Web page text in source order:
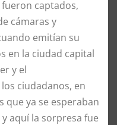
captados,
cámaras y
emitían su
en la ciudad capital
y el
ciudadanos, en
que ya se esperaban
aquí la sorpresa fue